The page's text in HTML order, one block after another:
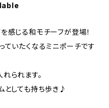
感じる和モチーフが登場！
ていたくなるミニポーチです
られます。
としても持ち歩き♪